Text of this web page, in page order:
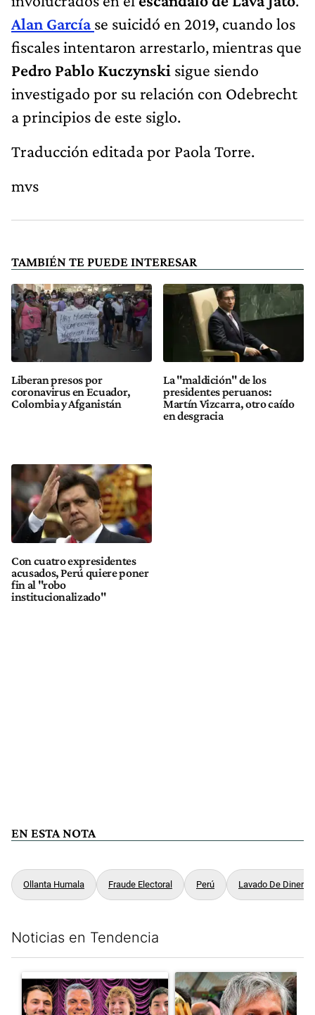
Alan Garcíase suicidó en 2019, cuando los
fiscales intentaron arrestarlo, mientras que
Pedro Pablo Kuczynski sigue siendo
investigado por su relación con Odebrecht
a principios de este siglo.
Traducción editada por Paola Torre.
mvs
TAMBIÉN TE PUEDE INTERESAR
Liberan presos por
coronavirus en Ecuador,
Colombia y Afganistán
La "maldición" de los
presidentes peruanos:
Martín Vizcarra, otro caído
en desgracia
Con cuatro expresidentes
acusados, Perú quiere poner
fin al "robo
institucionalizado"
EN ESTA NOTA
Ollanta Humala Fraude Electoral Perú Lavado De Dinero
Noticias en Tendencia
Un artículo de tendencia con el título "Luces y alarmas en el
Un artículo de tendencia con